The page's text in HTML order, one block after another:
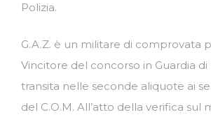
Polizia.
G.A.Z. è un militare di comprovata
Vincitore del concorso in Guardia di
transita nelle seconde aliquote ai
del C.O.M. All’atto della verifica sul